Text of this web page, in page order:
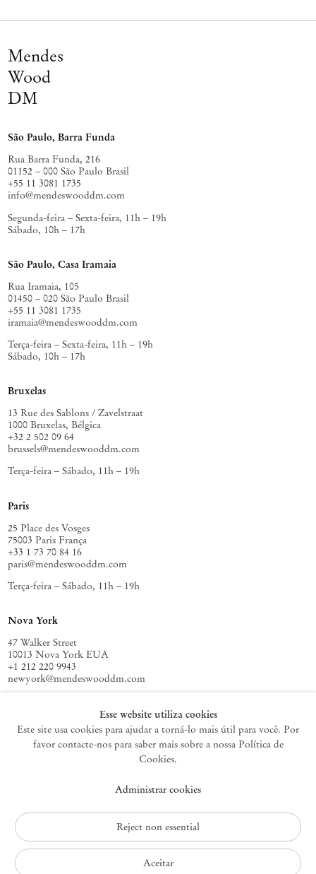
Mendes
Wood
DM
São Paulo, Barra Funda
Rua Barra Funda, 216
01152 – 000 São Paulo Brasil
+55 11 3081 1735
info@mendeswooddm.com
Segunda-feira – Sexta-feira, 11h – 19h
Sábado, 10h – 17h
São Paulo, Casa Iramaia
Rua Iramaia, 105
01450 – 020 São Paulo Brasil
+55 11 3081 1735
iramaia@mendeswooddm.com
Terça-feira – Sexta-feira, 11h – 19h
Sábado, 10h – 17h
Bruxelas
13 Rue des Sablons / Zavelstraat
1000 Bruxelas, Bélgica
+32 2 502 09 64
brussels@mendeswooddm.com
Terça-feira – Sábado, 11h – 19h
Paris
25 Place des Vosges
75003 Paris França
+33 1 73 70 84 16
paris@mendeswooddm.com
Terça-feira – Sábado, 11h – 19h
Nova York
47 Walker Street
10013 Nova York EUA
+1 212 220 9943
newyork@mendeswooddm.com
12526 Germantown Nova York EUA
+1 212 220 9943
Fri – Sun, 11 am – 5 pm
Esse website utiliza cookies
Este site usa cookies para ajudar a torná-lo mais útil para você. Por
favor contacte-nos para saber mais sobre a nossa Política de
Cookies.
Administrar cookies
Reject non essential
Aceitar